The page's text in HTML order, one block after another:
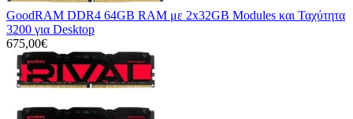
GoodRAM DDR4 64GB RAM με 2x32GB Modules και Ταχύτητα
3200 για Desktop
675,00€